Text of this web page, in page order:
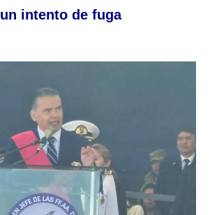
un intento de fuga